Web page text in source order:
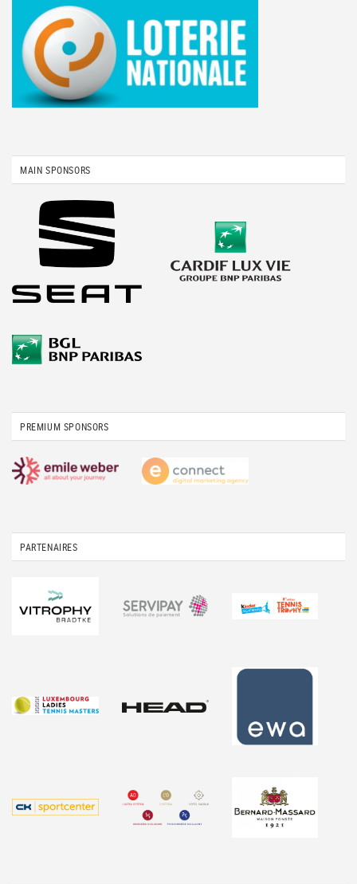
MAIN SPONSORS
PREMIUM SPONSORS
PARTENAIRES